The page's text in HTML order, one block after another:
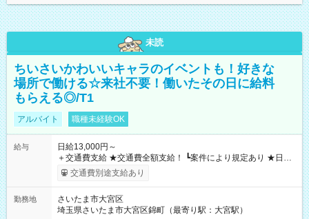
未読
ちいさいかわいいキャラのイベントも！好きな
場所で働ける☆来社不要！働いたその日に給料
もらえる◎/T1
アルバイト 職種未経験OK
給与
日給13,000円～
＋交通費支給 ★交通費全額支給！ ┗案件により規定あり ★日払
いOK！（規定あり） ┗働いたその日に現金GET♪ お仕事後はコ
ンビニATMから 日払い分を引き落とせます！ 【試用期間】試
交通費別途支給あり
勤務地
さいたま市大宮区
埼玉県さいたま市大宮区錦町（最寄り駅：大宮駅）